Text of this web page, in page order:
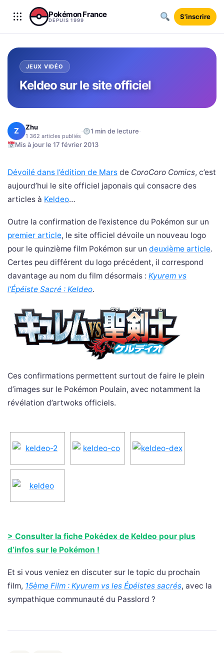
Aller au contenu
Pokémon France
DEPUIS 1999 S'inscrire
JEUX VIDÉO
Keldeo sur le site officiel
Z Zhu
1 362 articles publiés · 1 min de lecture·
Mis à jour le 17 février 2013
Dévoilé dans l’édition de Mars de CoroCoro Comics, c’est
aujourd’hui le site officiel japonais qui consacre des
articles à Keldeo…
Outre la confirmation de l’existence du Pokémon sur un
premier article, le site officiel dévoile un nouveau logo
pour le quinzième film Pokémon sur un deuxième article.
Certes peu différent du logo précédent, il correspond
davantage au nom du film désormais : Kyurem vs
l’Épéiste Sacré : Keldeo.
Ces confirmations permettent surtout de faire le plein
d’images sur le Pokémon Poulain, avec notamment la
révélation d’artwoks officiels.
> Consulter la fiche Pokédex de Keldeo pour plus
d’infos sur le Pokémon !
Et si vous veniez en discuter sur le topic du prochain
film, 15ème Film : Kyurem vs les Épéistes sacrés, avec la
sympathique communauté du Passlord ?